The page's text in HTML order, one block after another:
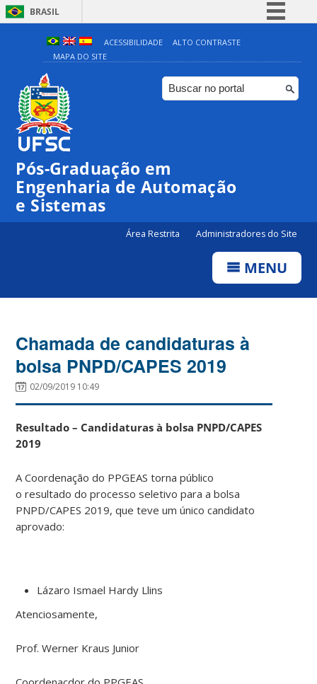
BRASIL
Simplifique!
Comunica BR
Participe
ACESSIBILIDADE
ALTO CONTRASTE
MAPA DO SITE
Pós-Graduação em
Engenharia de Automação
e Sistemas
Área Restrita Administradores do Site
MENU
Chamada de candidaturas à
bolsa PNPD/CAPES 2019
02/09/2019 10:49
Resultado – Candidaturas à bolsa PNPD/CAPES
2019
A Coordenação do PPGEAS torna público
o resultado do processo seletivo para a bolsa
PNPD/CAPES 2019, que teve um único candidato
aprovado:
Lázaro Ismael Hardy Llins
Atenciosamente,
Prof. Werner Kraus Junior